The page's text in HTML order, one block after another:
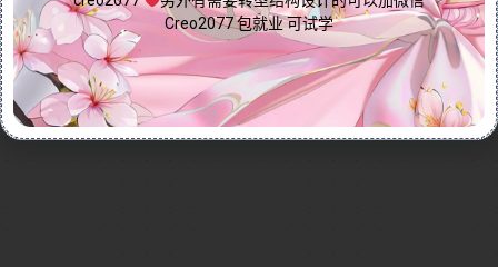
2024-12-20 by免费Creo教程
Creo全命令教程
分析仿真
0
Creo2077 包就业 可试学